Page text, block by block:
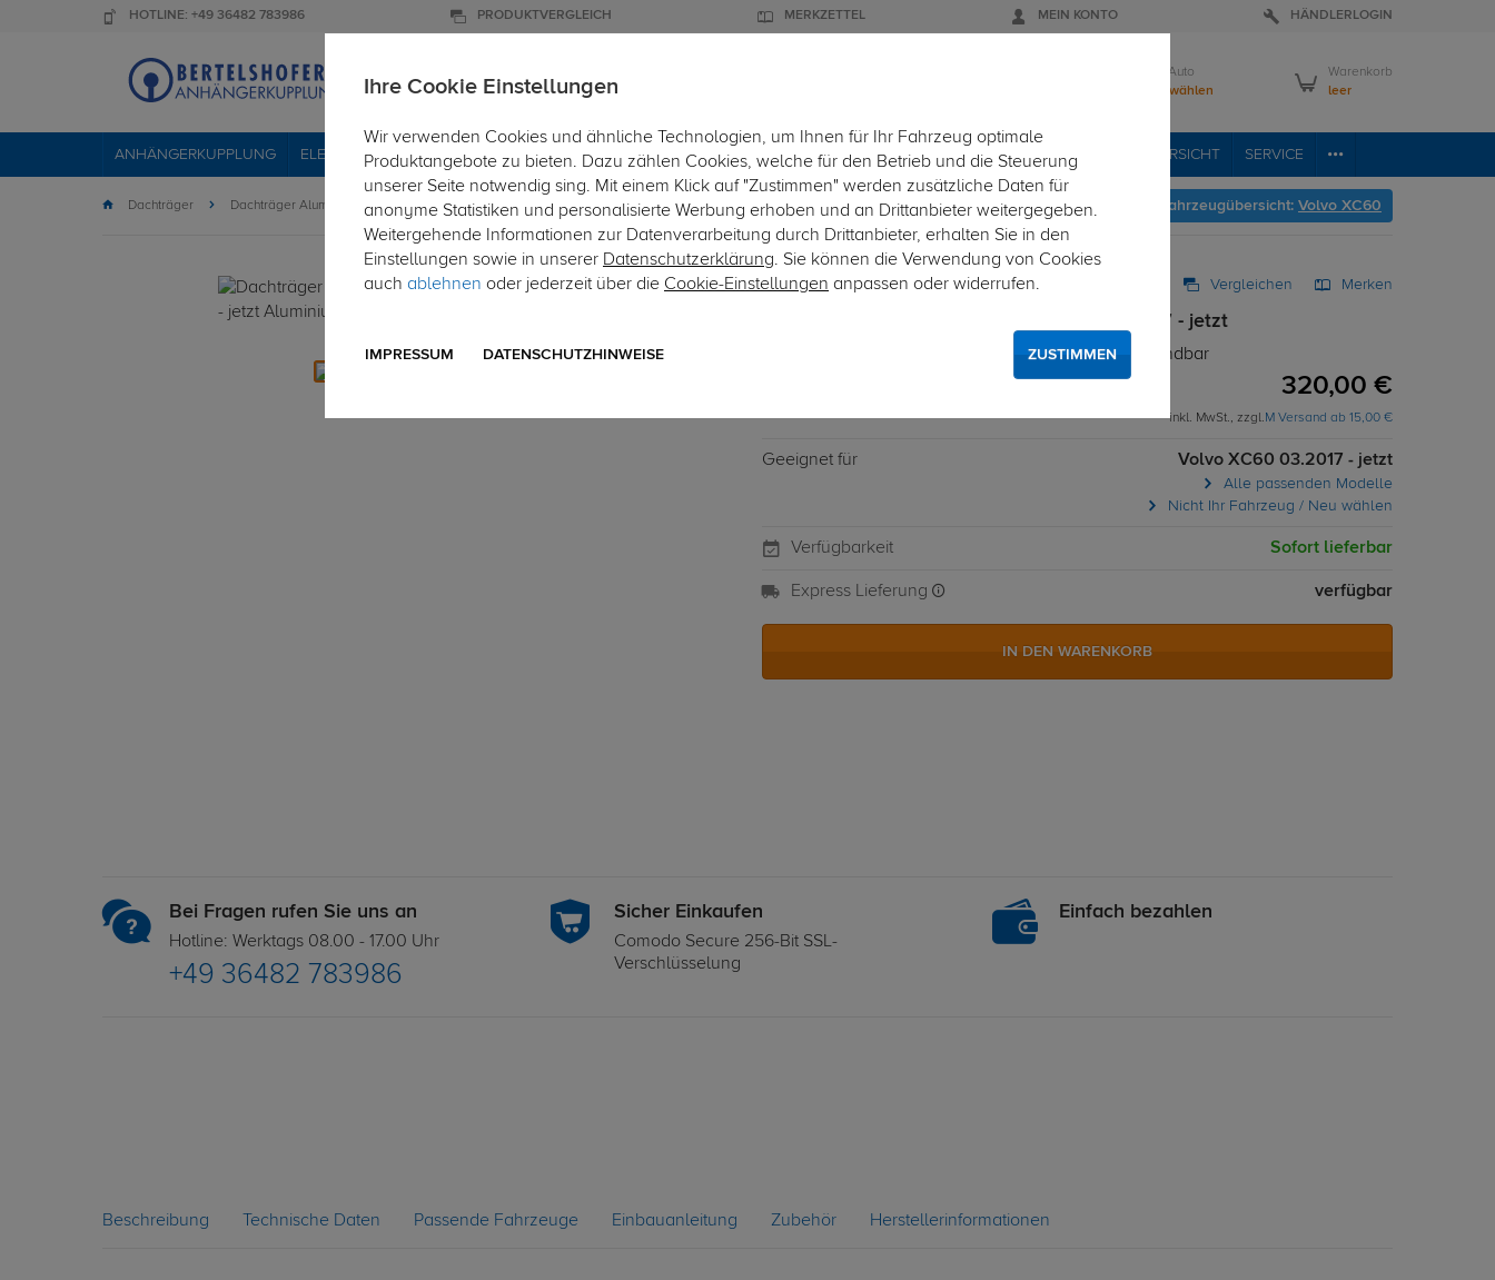
HOTLINE: +49 36482 783986 PRODUKTVERGLEICH MERKZETTEL MEIN KONTO HÄNDLERLOGIN
Mein Auto
Bitte wählen
Warenkorb
leer
ANHÄNGERKUPPLUNG ELEKTROSÄTZE DACHTRÄGER DACHBOXEN FAHRRADTRÄGER ZUBEHÖR EINBAUSERVICE FAHRZEUGÜBERSICHT SERVICE
Dachträger Dachträger Aluminium Hier geht's zur Fahrzeugübersicht: Volvo XC60
Art.-Nr. DATR6418-1 Vergleichen Merken
Dachträger Thule ProBar Volvo XC60 03.2017 - jetzt
mit geschlossener Dachreling - T-Nut Adapter verwendbar
320,00 €
inkl. MwSt., zzgl.M Versand ab 15,00 €
Geeignet für Volvo XC60 03.2017 - jetzt
Alle passenden Modelle
Nicht Ihr Fahrzeug / Neu wählen
Verfügbarkeit Sofort lieferbar
Express Lieferung verfügbar
IN DEN WARENKORB
Bei Fragen rufen Sie uns an
Hotline: Werktags 08.00 - 17.00 Uhr
+49 36482 783986
Sicher Einkaufen
Comodo Secure 256-Bit SSL-
Verschlüsselung
Einfach bezahlen
Beschreibung Technische Daten Passende Fahrzeuge Einbauanleitung Zubehör Herstellerinformationen
Ihre Cookie Einstellungen
Wir verwenden Cookies und ähnliche Technologien, um Ihnen für Ihr Fahrzeug optimale
Produktangebote zu bieten. Dazu zählen Cookies, welche für den Betrieb und die Steuerung
unserer Seite notwendig sing. Mit einem Klick auf "Zustimmen" werden zusätzliche Daten für
anonyme Statistiken und personalisierte Werbung erhoben und an Drittanbieter weitergegeben.
Weitergehende Informationen zur Datenverarbeitung durch Drittanbieter, erhalten Sie in den
Einstellungen sowie in unserer Datenschutzerklärung. Sie können die Verwendung von Cookies
auch ablehnen oder jederzeit über die Cookie-Einstellungen anpassen oder widerrufen.
IMPRESSUM DATENSCHUTZHINWEISE ZUSTIMMEN